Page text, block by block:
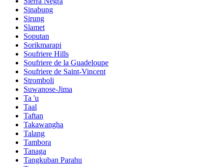
Sinabung
Sirung
Slamet
Soputan
Sorikmarapi
Soufriere Hills
Soufriere de la Guadeloupe
Soufriere de Saint-Vincent
Stromboli
Suwanose-Jima
Ta 'u
Taal
Taftan
Takawangha
Talang
Tambora
Tanaga
Tangkuban Parahu